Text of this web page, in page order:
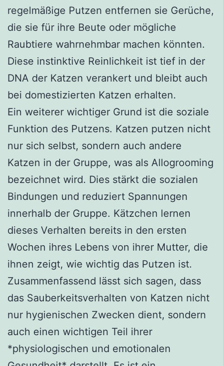
regelmäßige Putzen entfernen sie Gerüche,
die sie für ihre Beute oder mögliche
Raubtiere wahrnehmbar machen könnten.
Diese instinktive Reinlichkeit ist tief in der
DNA der Katzen verankert und bleibt auch
bei domestizierten Katzen erhalten.
Ein weiterer wichtiger Grund ist die soziale
Funktion des Putzens. Katzen putzen nicht
nur sich selbst, sondern auch andere
Katzen in der Gruppe, was als Allogrooming
bezeichnet wird. Dies stärkt die sozialen
Bindungen und reduziert Spannungen
innerhalb der Gruppe. Kätzchen lernen
dieses Verhalten bereits in den ersten
Wochen ihres Lebens von ihrer Mutter, die
ihnen zeigt, wie wichtig das Putzen ist.
Zusammenfassend lässt sich sagen, dass
das Sauberkeitsverhalten von Katzen nicht
nur hygienischen Zwecken dient, sondern
auch einen wichtigen Teil ihrer
*physiologischen und emotionalen